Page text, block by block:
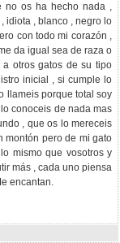
no os ha hecho nada ,
idiota , blanco , negro lo
con todo mi corazón ,
da igual sea de raza o
otros gatos de su tipo
inicial , si cumple lo
llameis porque total soy
conoceis de nada mas
, que os lo mereceis
montón pero de mi gato
mismo que vosotros y
más , cada uno piensa
encantan.